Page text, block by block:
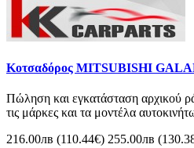
Κοτσαδόρος MITSUBISHI
Πώληση και εγκατάσταση αρχικού
τις μάρκες και τα μοντέλα
216.00лв (110.44€) 255.00лв